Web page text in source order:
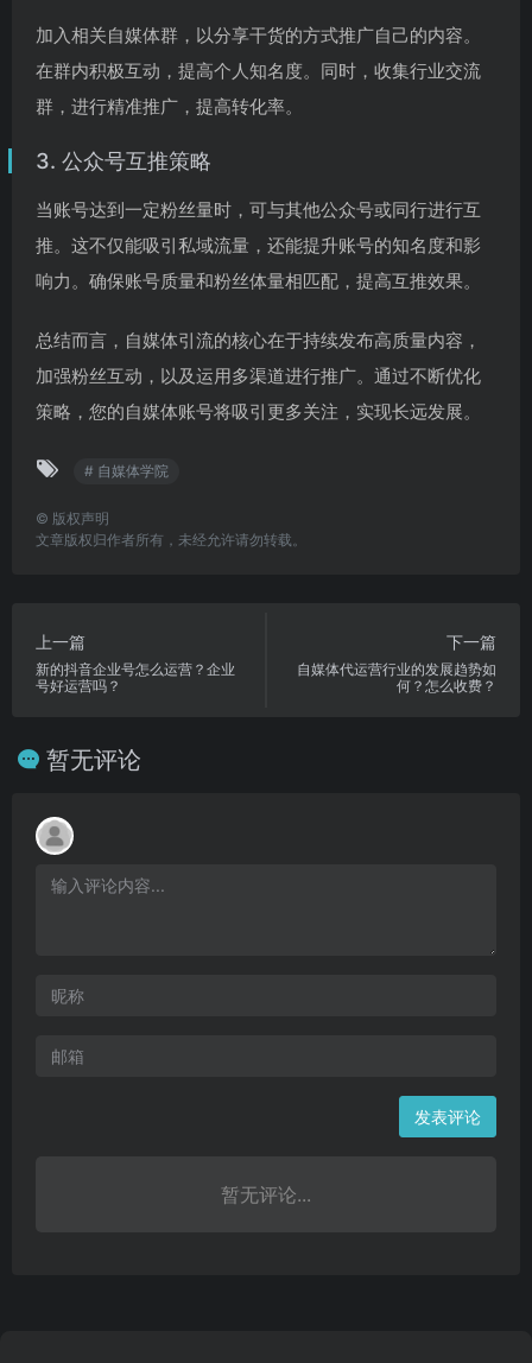
加入相关自媒体群，以分享干货的方式推广自己的内容。
在群内积极互动，提高个人知名度。同时，收集行业交流
群，进行精准推广，提高转化率。
3. 公众号互推策略
当账号达到一定粉丝量时，可与其他公众号或同行进行互
推。这不仅能吸引私域流量，还能提升账号的知名度和影
响力。确保账号质量和粉丝体量相匹配，提高互推效果。
总结而言，自媒体引流的核心在于持续发布高质量内容，
加强粉丝互动，以及运用多渠道进行推广。通过不断优化
策略，您的自媒体账号将吸引更多关注，实现长远发展。
# 自媒体学院
© 版权声明
文章版权归作者所有，未经允许请勿转载。
上一篇
新的抖音企业号怎么运营？企业
号好运营吗？
下一篇
自媒体代运营行业的发展趋势如
何？怎么收费？
暂无评论
发表评论
暂无评论...